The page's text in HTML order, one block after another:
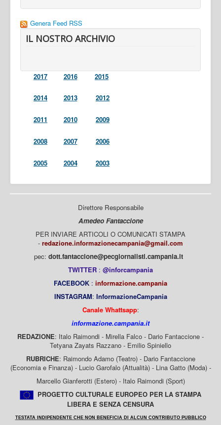
Genera Feed RSS
IL NOSTRO ARCHIVIO
2017 2016 2015
2014 2013 2012
2011 2010 2009
2008 2007 2006
2005 2004 2003
Direttore Responsabile
Amedeo Fantaccione
PER INVIARE ARTICOLI O COMUNICATI STAMPA
- redazione.informazionecampania@gmail.com
pec: dott.fantaccione@pecgiornalisti.campania.it
TWITTER : @inforcampania
FACEBOOK : informazione.campania
INSTAGRAM: InformazioneCampania
Canale Whattsapp:
informazione.campania.it
REDAZIONE: Italo Raimondi - Mirella Falco - Dario Fantaccione -
Tetyana Zayats Razzano - Emilio Spiniello
RUBRICHE: Raimondo Adamo (Teatro) - Dario Fantaccione
(Economia e Finanza) - Lucio Garofalo (Attualità) - Lina Gatto (Moda) -
Marcello Gianferotti (Estero) - Italo Raimondi (Sport)
PROGETTO CULTURALE EUROPEO PER LA STAMPA
LIBERA E SENZA CENSURA
TESTATA INDIPENDENTE CHE NON BENEFICIA DI ALCUN CONTRIBUTO PUBBLICO